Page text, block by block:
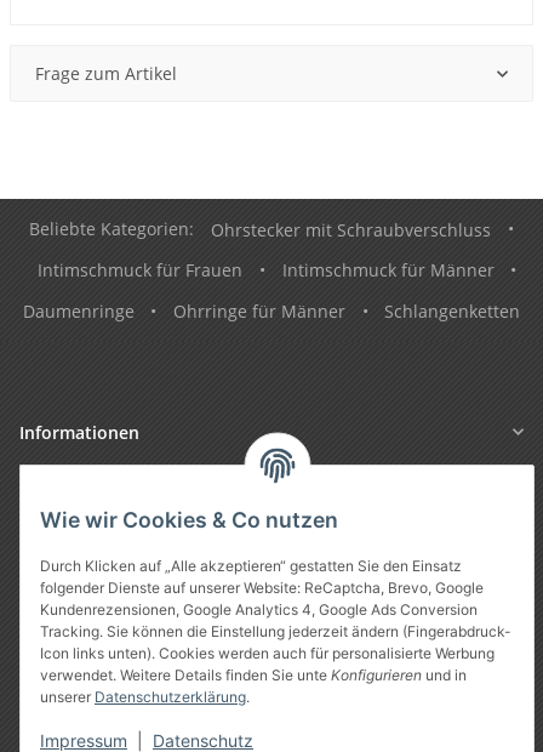
Wie wir Cookies & Co nutzen
Durch Klicken auf „Alle akzeptieren“ gestatten Sie den Einsatz
folgender Dienste auf unserer Website: ReCaptcha, Brevo, Google
Kundenrezensionen, Google Analytics 4, Google Ads Conversion
Tracking. Sie können die Einstellung jederzeit ändern (Fingerabdruck-
Icon links unten). Cookies werden auch für personalisierte Werbung
verwendet. Weitere Details finden Sie unte Konfigurieren und in
unserer Datenschutzerklärung.
Impressum Datenschutz
Frage zum Artikel
Beliebte Kategorien: Ohrstecker mit Schraubverschluss
•
Intimschmuck für Frauen
• Intimschmuck für Männer
•
Daumenringe
• Ohrringe für Männer • Schlangenketten
Informationen
Vertrag widerrufen